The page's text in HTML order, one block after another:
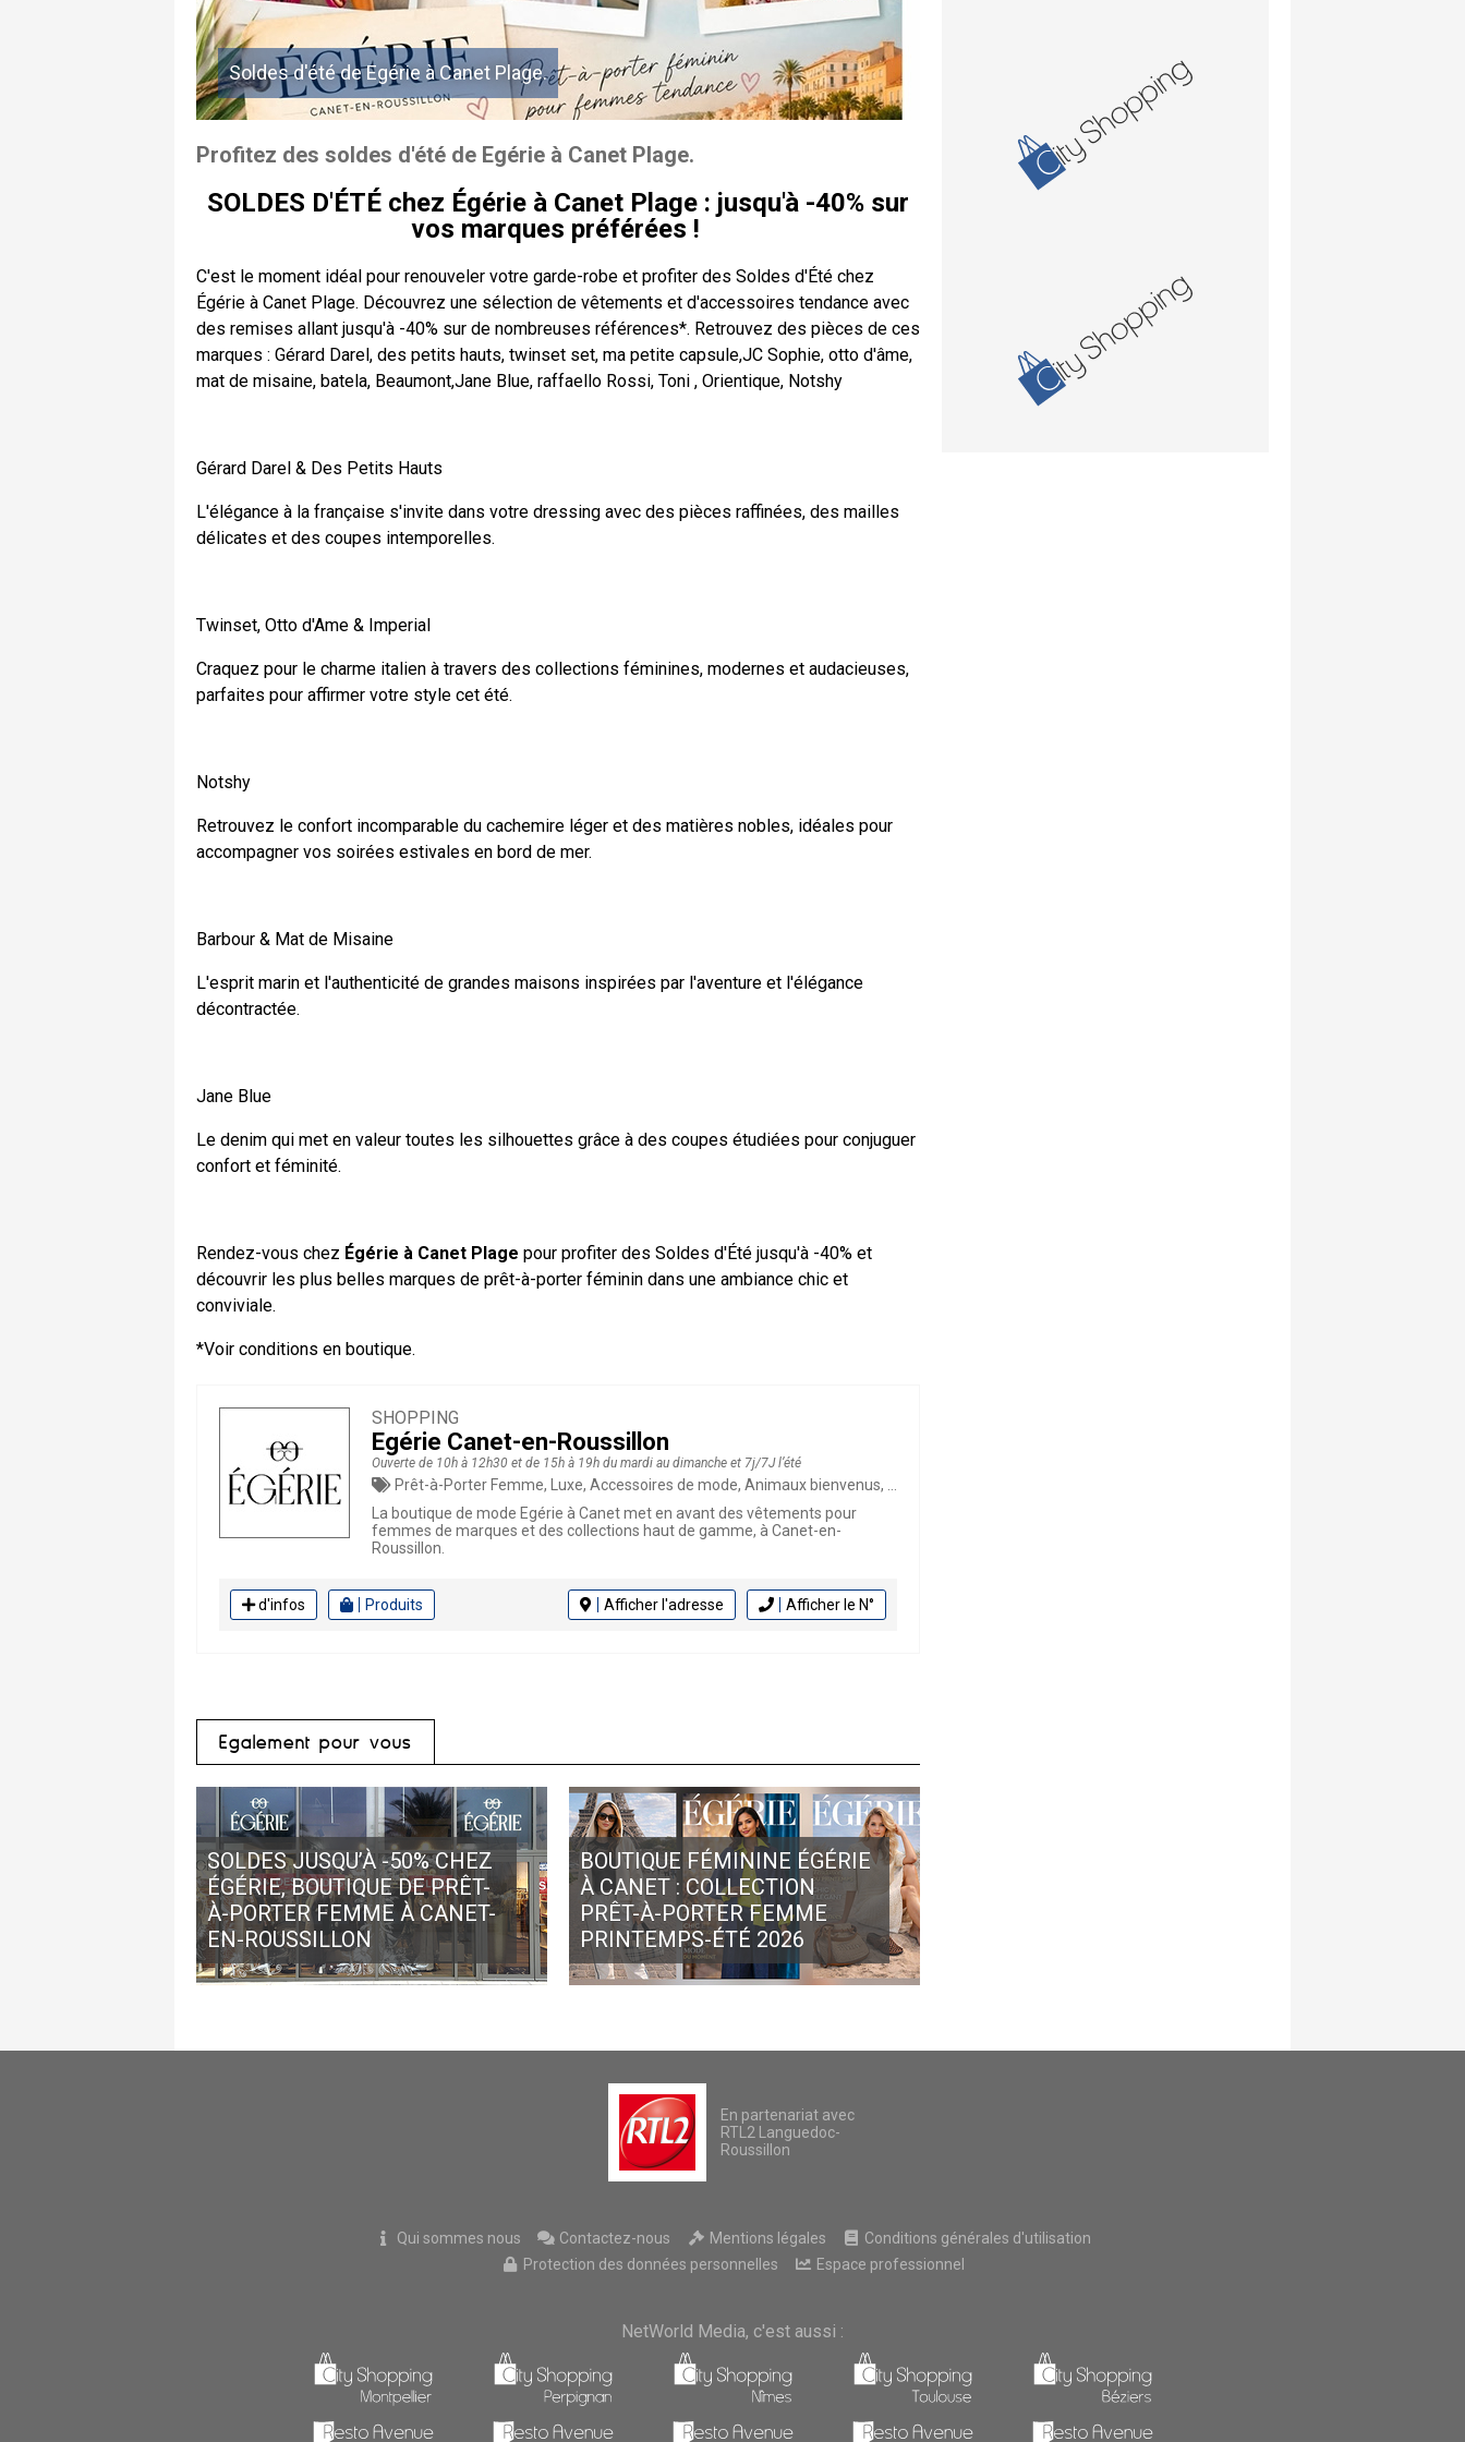
Soldes d'été de Egérie à Canet Plage.
Profitez des soldes d'été de Egérie à Canet Plage.
SOLDES D'ÉTÉ chez Égérie à Canet Plage : jusqu'à -40% sur
vos marques préférées !
C'est le moment idéal pour renouveler votre garde-robe et profiter des Soldes d'Été chez
Égérie à Canet Plage. Découvrez une sélection de vêtements et d'accessoires tendance avec
des remises allant jusqu'à -40% sur de nombreuses références*. Retrouvez des pièces de ces
marques : Gérard Darel, des petits hauts, twinset set, ma petite capsule,JC Sophie, otto d'âme,
mat de misaine, batela, Beaumont,Jane Blue, raffaello Rossi, Toni , Orientique, Notshy
Gérard Darel & Des Petits Hauts
L'élégance à la française s'invite dans votre dressing avec des pièces raffinées, des mailles
délicates et des coupes intemporelles.
Twinset, Otto d'Ame & Imperial
Craquez pour le charme italien à travers des collections féminines, modernes et audacieuses,
parfaites pour affirmer votre style cet été.
Notshy
Retrouvez le confort incomparable du cachemire léger et des matières nobles, idéales pour
accompagner vos soirées estivales en bord de mer.
Barbour & Mat de Misaine
L'esprit marin et l'authenticité de grandes maisons inspirées par l'aventure et l'élégance
décontractée.
Jane Blue
Le denim qui met en valeur toutes les silhouettes grâce à des coupes étudiées pour conjuguer
confort et féminité.
Rendez-vous chez Égérie à Canet Plage pour profiter des Soldes d'Été jusqu'à -40% et
découvrir les plus belles marques de prêt-à-porter féminin dans une ambiance chic et
conviviale.
*Voir conditions en boutique.
SHOPPING
Egérie Canet-en-Roussillon
Ouverte de 10h à 12h30 et de 15h à 19h du mardi au dimanche et 7j/7J l’été
Prêt-à-Porter Femme, Luxe, Accessoires de mode, Animaux bienvenus, Click & Collect, Mode, Bijoux
La boutique de mode Egérie à Canet met en avant des vêtements pour
femmes de marques et des collections haut de gamme, à Canet-en-
Roussillon.
d'infos Produits Afficher l'adresse Afficher le N°
Egalement pour vous
SOLDES JUSQU’À -50% CHEZ
ÉGÉRIE, BOUTIQUE DE PRÊT-
À-PORTER FEMME À CANET-
EN-ROUSSILLON
BOUTIQUE FÉMININE ÉGÉRIE
À CANET : COLLECTION
PRÊT-À-PORTER FEMME
PRINTEMPS-ÉTÉ 2026
En partenariat avec
RTL2 Languedoc-
Roussillon
Qui sommes nous Contactez-nous Mentions légales
Conditions générales d'utilisation
Protection des données personnelles
Espace professionnel
NetWorld Media, c'est aussi :